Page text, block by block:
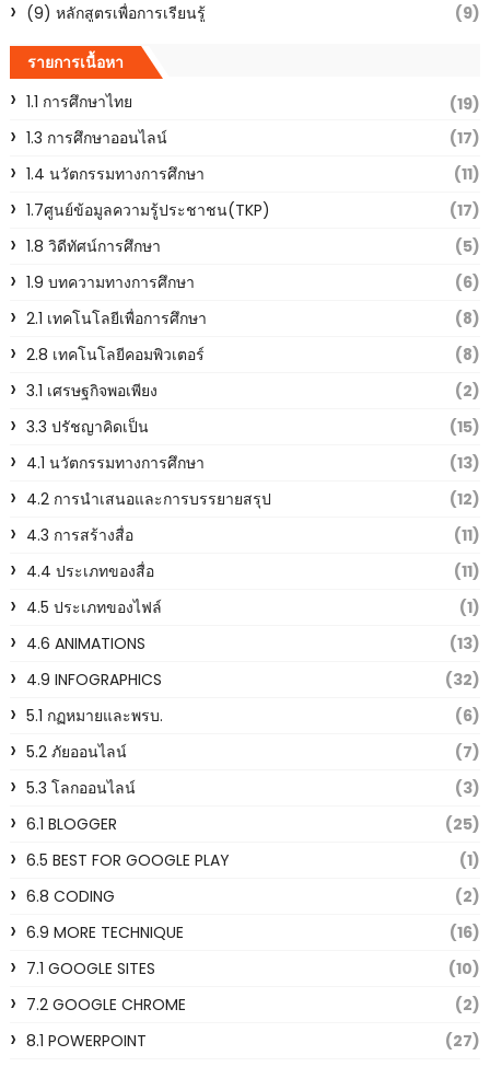
(9) หลักสูตรเพื่อการเรียนรู้
(9)
รายการเนื้อหา
1.1 การศึกษาไทย
(19)
1.3 การศึกษาออนไลน์
(17)
1.4 นวัตกรรมทางการศึกษา
(11)
1.7ศูนย์ข้อมูลความรู้ประชาชน(TKP)
(17)
1.8 วิดีทัศน์การศึกษา
(5)
1.9 บทความทางการศึกษา
(6)
2.1 เทคโนโลยีเพื่อการศึกษา
(8)
2.8 เทคโนโลยีคอมพิวเตอร์
(8)
3.1 เศรษฐกิจพอเพียง
(2)
3.3 ปรัชญาคิดเป็น
(15)
4.1 นวัตกรรมทางการศึกษา
(13)
4.2 การนำเสนอและการบรรยายสรุป
(12)
4.3 การสร้างสื่อ
(11)
4.4 ประเภทของสื่อ
(11)
4.5 ประเภทของไฟล์
(1)
4.6 ANIMATIONS
(13)
4.9 INFOGRAPHICS
(32)
5.1 กฏหมายและพรบ.
(6)
5.2 ภัยออนไลน์
(7)
5.3 โลกออนไลน์
(3)
6.1 BLOGGER
(25)
6.5 BEST FOR GOOGLE PLAY
(1)
6.8 CODING
(2)
6.9 MORE TECHNIQUE
(16)
7.1 GOOGLE SITES
(10)
7.2 GOOGLE CHROME
(2)
8.1 POWERPOINT
(27)